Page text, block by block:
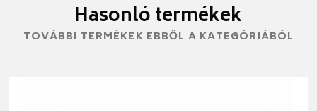
Hasonló termékek
TOVÁBBI TERMÉKEK EBBŐL A KATEGÓRIÁBÓL